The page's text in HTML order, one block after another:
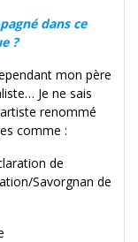
dans ce
?
mon père
Je ne sais
renommé
comme :
de
Savorgnan de